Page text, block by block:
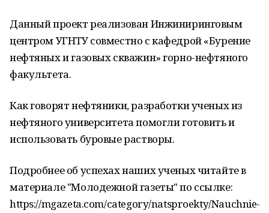
Данный проект реализован Инжиниринговым
центром УГНТУ совместно с кафедрой «Бурение
нефтяных и газовых скважин» горно-нефтяного
факультета.
Как говорят нефтяники, разработки ученых из
нефтяного университета помогли готовить и
использовать буровые растворы.
Подробнее об успехах наших ученых читайте в
материале "Молодежной газеты" по ссылке:
https://mgazeta.com/category/natsproekty/Nauchnie-